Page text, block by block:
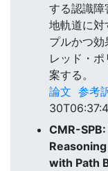
する認識
地軌道に対
プルかつ
レッド・
案する。
論文 参考
CMR-
with Path